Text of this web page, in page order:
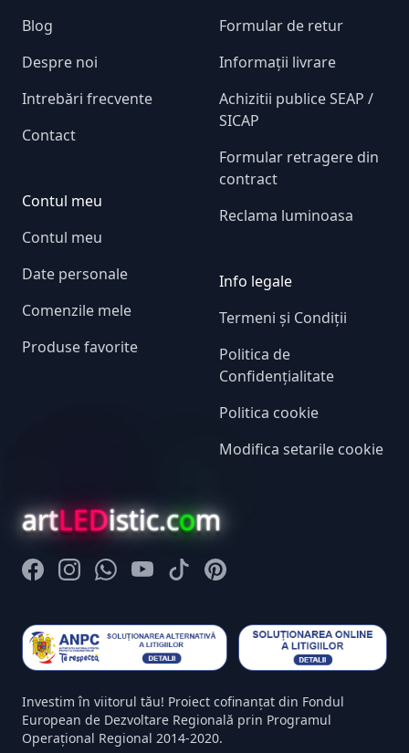
Blog
Despre noi
Intrebări frecvente
Contact
Contul meu
Contul meu
Date personale
Comenzile mele
Produse favorite
Formular de retur
Informații livrare
Achizitii publice SEAP /
SICAP
Formular retragere din
contract
Reclama luminoasa
Info legale
Termeni și Condiții
Politica de
Confidențialitate
Politica cookie
Modifica setarile cookie
artLEDistic.com
FacebookInstagramWhatsappYoutubeTiktokPinterest
Investim în viitorul tău! Proiect cofinanțat din Fondul
European de Dezvoltare Regională prin Programul
Operațional Regional 2014-2020.